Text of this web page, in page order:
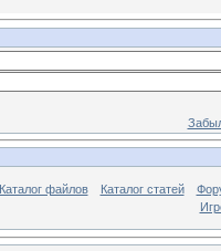
Каталог файлов Каталог статей